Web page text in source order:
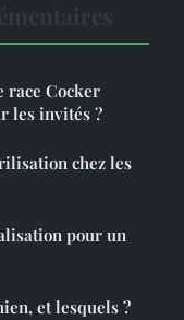
race Cocker
les invités ?
chez les
pour un
et lesquels ?